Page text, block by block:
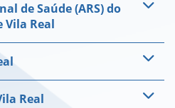
de Saúde (ARS) do
Vila Real
Real